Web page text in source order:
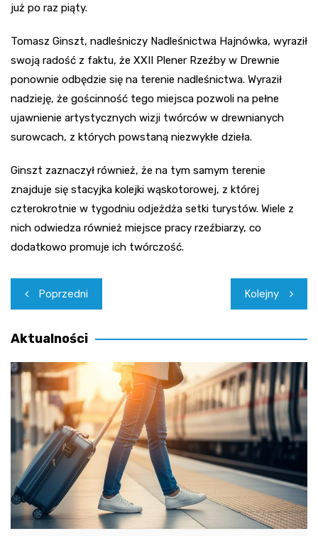
już po raz piąty.
Tomasz Ginszt, nadleśniczy Nadleśnictwa Hajnówka, wyraził
swoją radość z faktu, że XXII Plener Rzeźby w Drewnie
ponownie odbędzie się na terenie nadleśnictwa. Wyraził
nadzieję, że gościnność tego miejsca pozwoli na pełne
ujawnienie artystycznych wizji twórców w drewnianych
surowcach, z których powstaną niezwykłe dzieła.
Ginszt zaznaczył również, że na tym samym terenie
znajduje się stacyjka kolejki wąskotorowej, z której
czterokrotnie w tygodniu odjeżdża setki turystów. Wiele z
nich odwiedza również miejsce pracy rzeźbiarzy, co
dodatkowo promuje ich twórczość.
Nawigacja
wpisu
Poprzedni Kolejny
Aktualności